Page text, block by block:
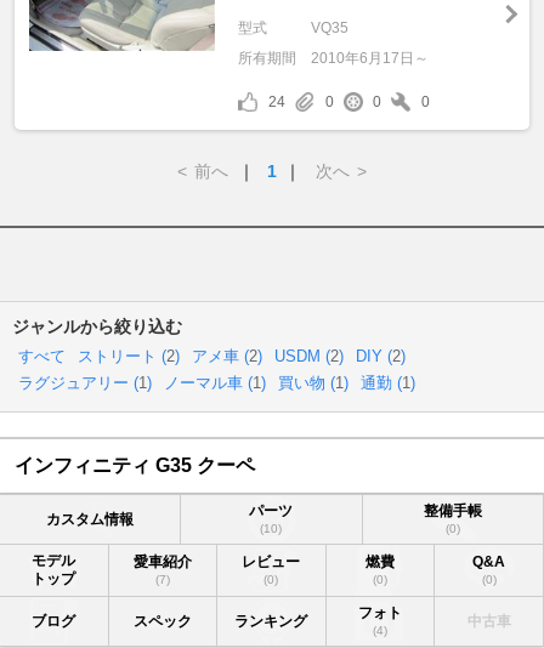
型式
VQ35
所有期間
2010年6月17日～
24 0 0 0
< 前へ ｜ 1 ｜ 次へ >
ジャンルから絞り込む
すべて ストリート (2) アメ車 (2) USDM (2) DIY (2)
ラグジュアリー (1) ノーマル車 (1) 買い物 (1) 通勤 (1)
インフィニティ G35 クーペ
カスタム情報 パーツ
(10)
整備手帳
(0)
モデル
トップ
愛車紹介
(7)
レビュー
(0)
燃費
(0)
Q&A
(0)
ブログ スペック ランキング フォト
(4)
中古車